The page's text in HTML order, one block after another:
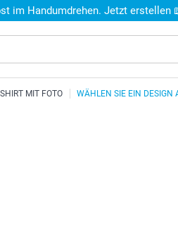
im Handumdrehen. Jetzt erstellen
MIT FOTO WÄHLEN SIE EIN DESIGN